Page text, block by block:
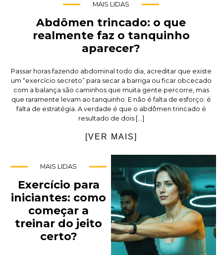
MAIS LIDAS
Abdômen trincado: o que
realmente faz o tanquinho
aparecer?
Passar horas fazendo abdominal todo dia, acreditar que existe
um “exercício secreto” para secar a barriga ou ficar obcecado
com a balança são caminhos que muita gente percorre, mas
que raramente levam ao tanquinho. E não é falta de esforço: é
falta de estratégia. A verdade é que o abdômen trincado é
resultado de dois […]
[VER MAIS]
MAIS LIDAS
Exercício para
iniciantes: como
começar a
treinar do jeito
certo?